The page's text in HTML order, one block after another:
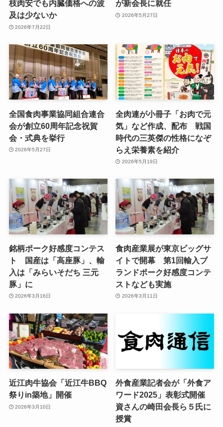
枝肉安でも内臓価格への波
及は少ないか
2026年7月22日
が新会長に就任
2026年5月27日
全国食肉事業協同組合連合
会が創立60周年記念祝賀
会・式典を挙行
2026年5月27日
全肉連が小冊子「お肉で元
気」など作成、配布 戦国
時代の三英傑の性格になぞ
らえ栄養素を紹介
2026年5月19日
銘柄ポーク好感度コンテス
ト 国産は「高座豚」、輸
入は「みらいそだち 三元
豚」に
2026年3月16日
食肉産業展が東京ビッグサ
イトで開幕 第1回輸入ブ
ランドポーク好感度コンテ
ストなども実施
2026年3月11日
近江肉牛協会「近江牛BBQ
祭りin築地」開催
2026年3月10日
外食産業記者会が「外食ア
ワード2025」表彰式開催
資さんの崎田会長ら５氏に
授賞